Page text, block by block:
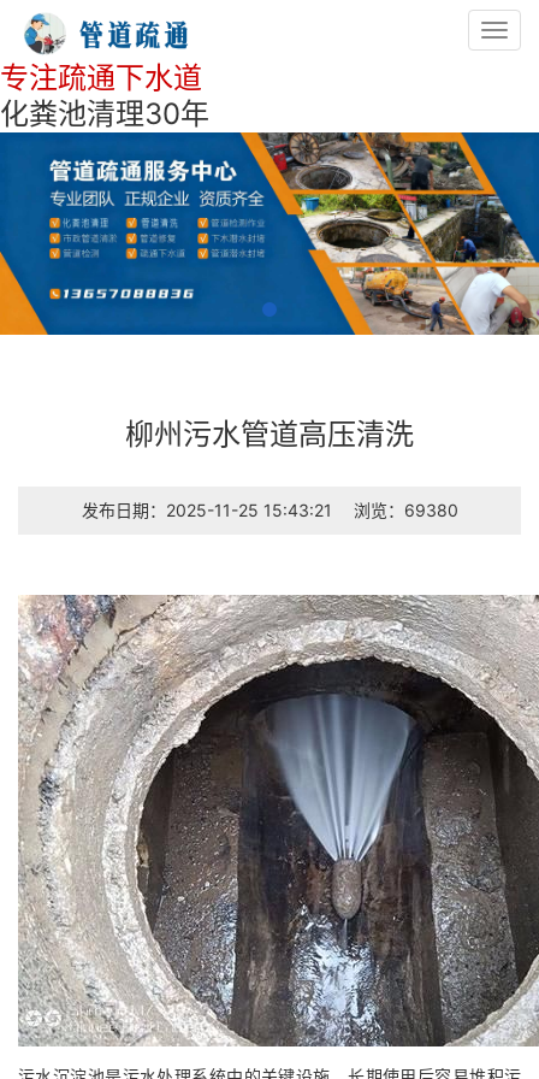
专注疏通下水道
化粪池清理30年
柳州污水管道高压清洗
发布日期：2025-11-25 15:43:21 浏览：69380